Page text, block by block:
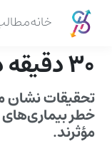
خانه
۳۰ دقیقه در هفته: تمرین های فشرده برای سلامت قلب و مغز
خطر بیماری‌های
مؤثرند.